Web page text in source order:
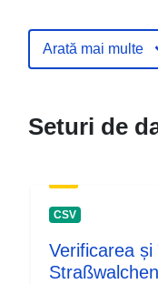
Arată mai multe
Seturi de
CSV
Verificarea